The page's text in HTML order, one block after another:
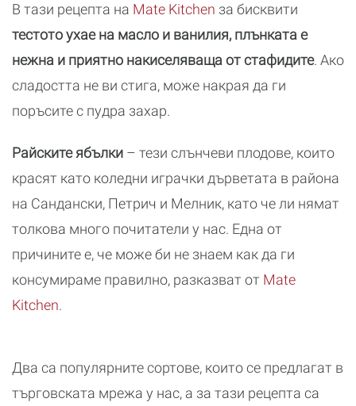
В тази рецепта на Mate Kitchen за бисквити
тестото ухае на масло и ванилия, плънката е
нежна и приятно накиселяваща от стафидите. Ако
сладостта не ви стига, може накрая да ги
поръсите с пудра захар.
Райските ябълки – тези слънчеви плодове, които
красят като коледни играчки дърветата в района
на Сандански, Петрич и Мелник, като че ли нямат
толкова много почитатели у нас. Една от
причините е, че може би не знаем как да ги
консумираме правилно, разказват от Mate
Kitchen.
Два са популярните сортове, които се предлагат в
търговската мрежа у нас, а за тази рецепта са